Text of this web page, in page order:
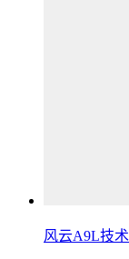
风云A9L技